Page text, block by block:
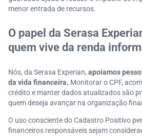
menor entrada de recursos.
O papel da Serasa
quem vive da renda
Nós, da Serasa Experian, apoiamos
da vida financeira. Monitorar o CPF,
crédito e manter dados atualizados são
quem deseja avançar na organização
O uso consciente do Cadastro Positivo
financeiros responsáveis sejam